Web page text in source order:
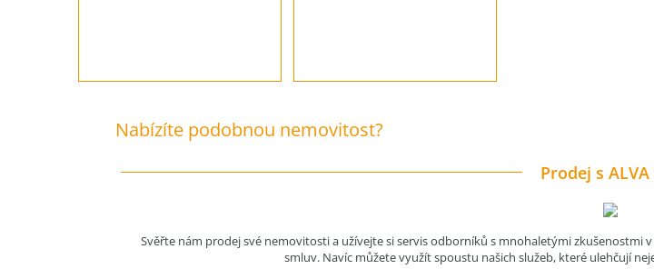
Nabízíte podobnou nemovitost?
Prodej s ALVA
Svěřte nám prodej své nemovitosti a užívejte si servis odborníků s mnohaletými
smluv. Navíc můžete využít spoustu našich služeb, které ulehčují